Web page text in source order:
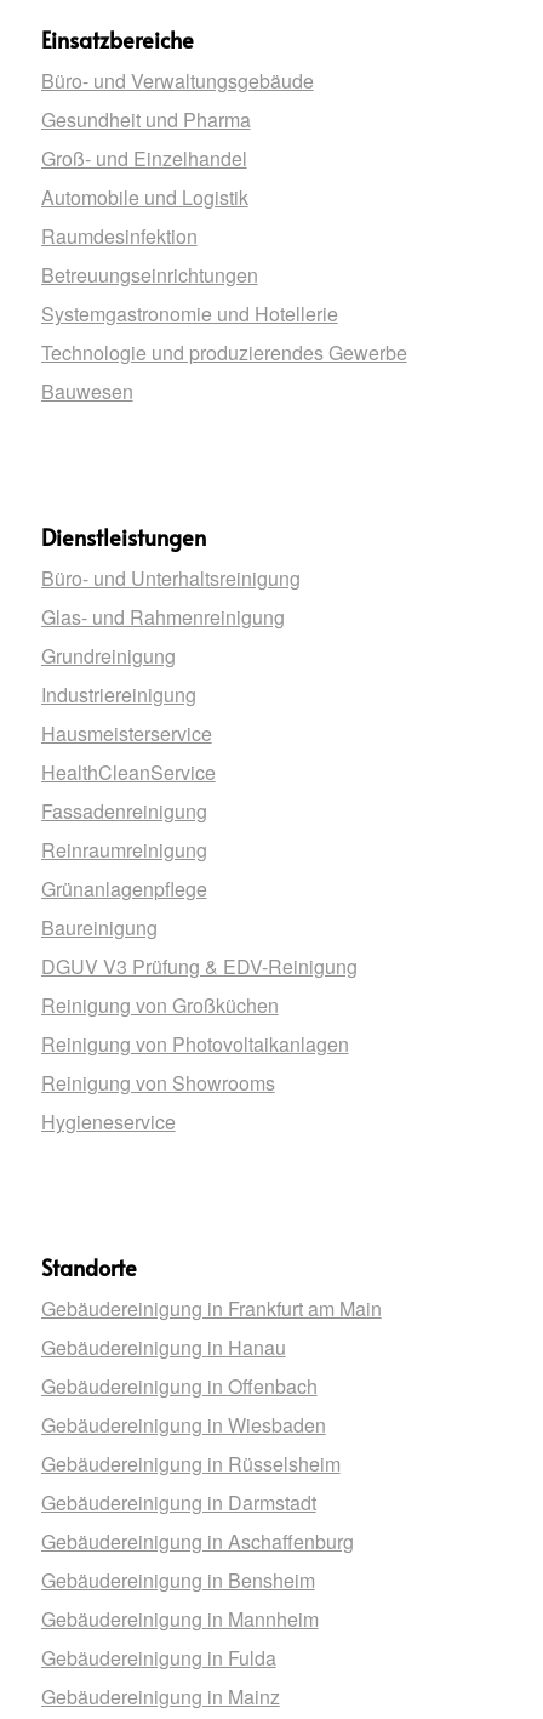
Einsatzbereiche
Büro- und Verwaltungsgebäude
Gesundheit und Pharma
Groß- und Einzelhandel
Automobile und Logistik
Raumdesinfektion
Betreuungseinrichtungen
Systemgastronomie und Hotellerie
Technologie und produzierendes Gewerbe
Bauwesen
Dienstleistungen
Büro- und Unterhaltsreinigung
Glas- und Rahmenreinigung
Grundreinigung
Industriereinigung
Hausmeisterservice
HealthCleanService
Fassadenreinigung
Reinraumreinigung
Grünanlagenpflege
Baureinigung
DGUV V3 Prüfung & EDV-Reinigung
Reinigung von Großküchen
Reinigung von Photovoltaikanlagen
Reinigung von Showrooms
Hygieneservice
Standorte
Gebäudereinigung in Frankfurt am Main
Gebäudereinigung in Hanau
Gebäudereinigung in Offenbach
Gebäudereinigung in Wiesbaden
Gebäudereinigung in Rüsselsheim
Gebäudereinigung in Darmstadt
Gebäudereinigung in Aschaffenburg
Gebäudereinigung in Bensheim
Gebäudereinigung in Mannheim
Gebäudereinigung in Fulda
Gebäudereinigung in Mainz